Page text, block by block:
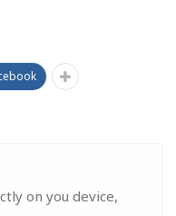
on you device,